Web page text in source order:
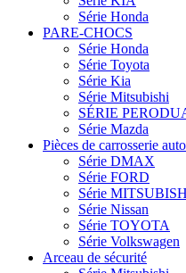
Série Honda
PARE-CHOCS
Série Honda
Série Toyota
Série Kia
Série Mitsubishi
SÉRIE
Série Mazda
Pièces de carrosserie
Série DMAX
Série FORD
Série
Série Nissan
Série TOYOTA
Série Volkswagen
Arceau de sécurité